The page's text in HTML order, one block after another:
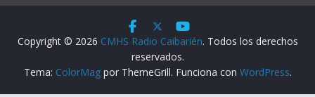
Copyright © 2026 CMHS Radio Caibarién. Todos los derechos
reservados.
Tema: ColorMagpor ThemeGrill. Funciona con WordPress.